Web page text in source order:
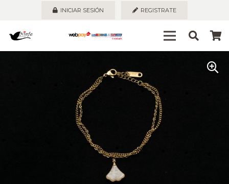
INICIAR SESIÓN REGISTRATE